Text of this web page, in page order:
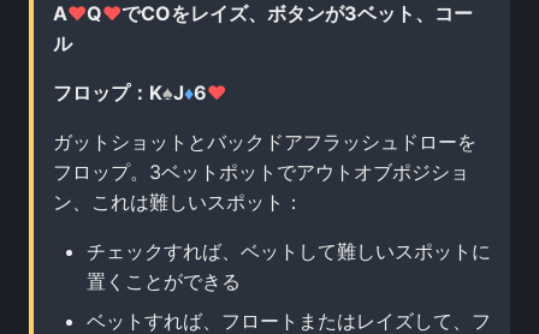
A♥Q♥でCOをレイズ、ボタンが3ベット、コー
ル
フロップ：K♠J♦6♥
ガットショットとバックドアフラッシュドローを
フロップ。3ベットポットでアウトオブポジショ
ン、これは難しいスポット：
チェックすれば、ベットして難しいスポットに
置くことができる
ベットすれば、フロートまたはレイズして、フ